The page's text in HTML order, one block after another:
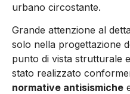
urbano circostante.
Grande attenzione al
solo nella progettazione
punto di vista strutturale
stato realizzato
normative antisismiche